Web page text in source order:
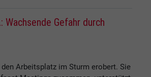
Wachsende Gefahr durch
den Arbeitsplatz im Sturm erobert. Sie